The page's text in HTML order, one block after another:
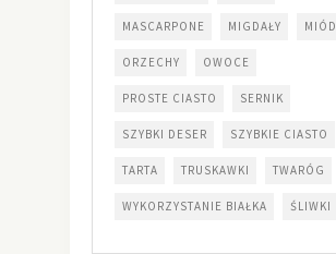
MASCARPONE MIGDAŁY MIÓD
ORZECHY OWOCE
PROSTE CIASTO SERNIK
SZYBKI DESER SZYBKIE CIASTO
TARTA TRUSKAWKI TWARÓG
WYKORZYSTANIE BIAŁKA ŚLIWKI